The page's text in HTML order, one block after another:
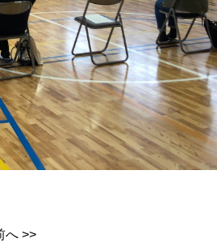
へ >>